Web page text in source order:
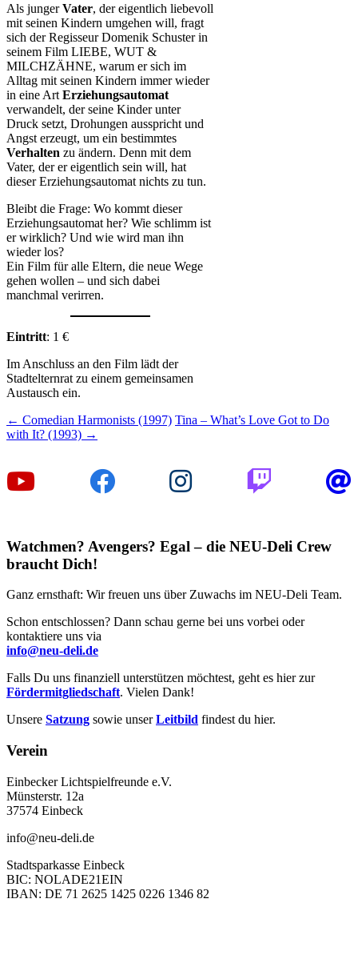
Als jungerVater, der eigentlich liebevoll
mit seinen Kindern umgehen will, fragt
sich der Regisseur Domenik Schuster in
seinem Film LIEBE, WUT &
MILCHZÄHNE, warum er sich im
Alltag mit seinen Kindern immer wieder
in eine Art Erziehungsautomat
verwandelt, der seine Kinder unter
Druck setzt, Drohungen ausspricht und
Angst erzeugt, um ein bestimmtes
Verhalten zu ändern. Denn mit dem
Vater, der er eigentlich sein will, hat
dieser Erziehungsautomat nichts zu tun.
Bleibt die Frage: Wo kommt dieser
Erziehungsautomat her? Wie schlimm ist
er wirklich? Und wie wird man ihn
wieder los?
Ein Film für alle Eltern, die neue Wege
gehen wollen – und sich dabei
manchmal verirren.
Eintritt: 1 €
Im Anschluss an den Film lädt der
Stadtelternrat zu einem gemeinsamen
Austausch ein.
Beitragsnavigation
← Comedian Harmonists (1997) Tina – What’s Love Got to Do
with It? (1993) →
Watchmen? Avengers? Egal – die NEU-Deli Crew
braucht Dich!
Ganz ernsthaft: Wir freuen uns über Zuwachs im NEU-Deli Team.
Schon entschlossen? Dann schau gerne bei uns vorbei oder
kontaktiere uns via
info@neu-deli.de
Falls Du uns finanziell unterstützen möchtest, geht es hier zur
Fördermitgliedschaft. Vielen Dank!
Unsere Satzung sowie unserLeitbild findest du hier.
Verein
Einbecker Lichtspielfreunde e.V.
Münsterstr. 12a
37574 Einbeck
info@neu-deli.de
Stadtsparkasse Einbeck
BIC: NOLADE21EIN
IBAN: DE 71 2625 1425 0226 1346 82